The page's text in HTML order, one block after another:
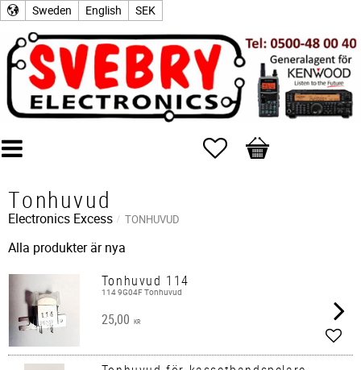
Sweden English SEK
Favorites
Basket
Tonhuvud
Electronics Excess TONHUVUD
Alla produkter är nya
Tonhuvud 114
114 9G04F Tonhuvud
25,00 KR
Add